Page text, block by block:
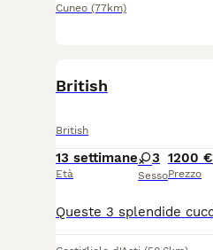
Cuneo (77km)
British
British
13 settimane
Età
3
Sesso
1200 €
Prezzo